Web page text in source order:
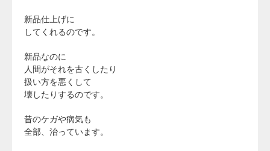
新品仕上げに
してくれるのです。
新品なのに
人間がそれを古くしたり
扱い方を悪くして
壊したりするのです。
昔のケガや病気も
全部、治っています。